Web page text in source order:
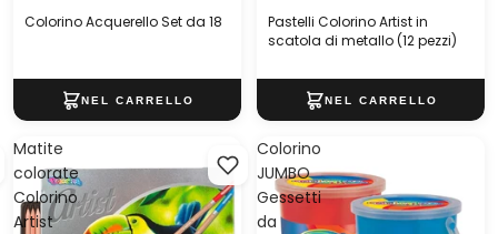
Colorino Acquerello Set da 18
Pastelli Colorino Artist in
scatola di metallo (12 pezzi)
Matite
colorate
Colorino
Artist
Colorino
JUMBO
Gessetti
da